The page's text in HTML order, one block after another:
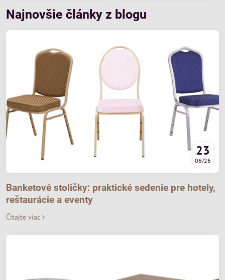
kombinuje klasický dizajn s
modernou funkčnosťou. Je odolná,
gramážou 210 g/m2, odolný
oceľový rám, stohovateľný až 19
Najnovšie články z blogu
23
06/26
Banketové stoličky: praktické sedenie pre hotely,
reštaurácie a eventy
Čítajte viac